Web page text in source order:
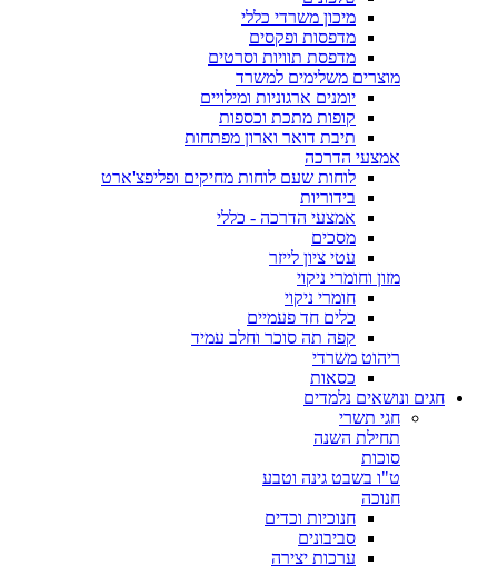
מיכון משרדי כללי
מדפסות ופקסים
מדפסת תוויות וסרטים
מוצרים משלימים למשרד
יומנים ארגוניות ומילויים
קופות מתכת וכספות
תיבת דואר וארון מפתחות
אמצעי הדרכה
לוחות שעם לוחות מחיקים ופליפצ'ארט
בידוריות
אמצעי הדרכה - כללי
מסכים
עטי ציון לייזר
מזון וחומרי ניקוי
חומרי ניקוי
כלים חד פעמיים
קפה תה סוכר וחלב עמיד
ריהוט משרדי
כסאות
חגים ונושאים נלמדים
חגי תשרי
תחילת השנה
סוכות
ט"ו בשבט גינה וטבע
חנוכה
חנוכיות וכדים
סביבונים
ערכות יצירה